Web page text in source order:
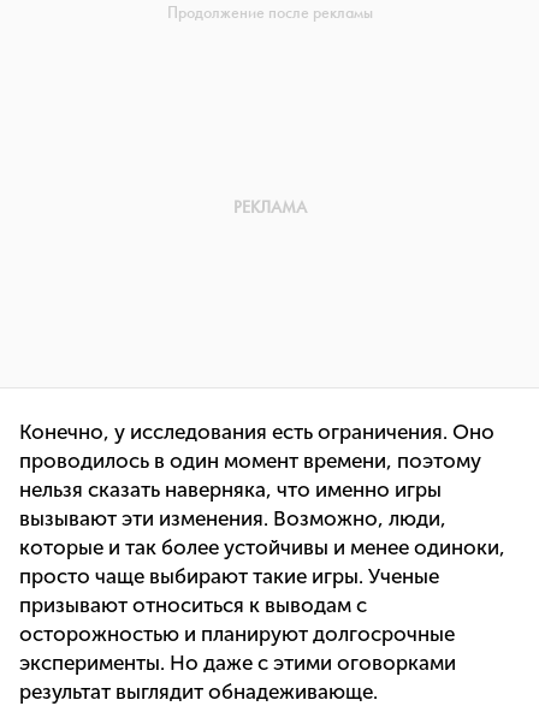
Конечно, у исследования есть ограничения. Оно
проводилось в один момент времени, поэтому
нельзя сказать наверняка, что именно игры
вызывают эти изменения. Возможно, люди,
которые и так более устойчивы и менее одиноки,
просто чаще выбирают такие игры. Ученые
призывают относиться к выводам с
осторожностью и планируют долгосрочные
эксперименты. Но даже с этими оговорками
результат выглядит обнадеживающе.